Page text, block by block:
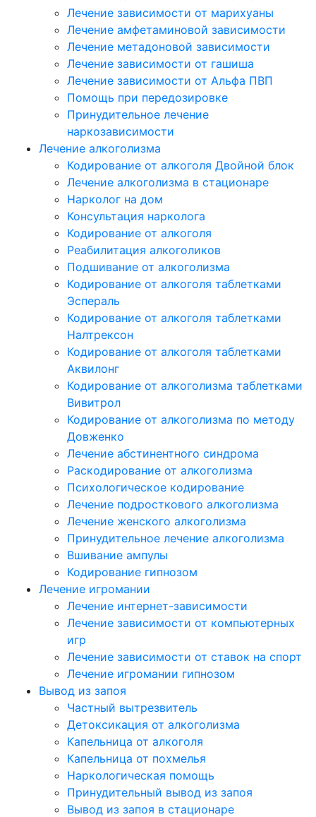
Лечение зависимости от марихуаны
Лечение амфетаминовой зависимости
Лечение метадоновой зависимости
Лечение зависимости от гашиша
Лечение зависимости от Альфа ПВП
Помощь при передозировке
Принудительное лечение
наркозависимости
Лечение алкоголизма
Кодирование от алкоголя Двойной блок
Лечение алкоголизма в стационаре
Нарколог на дом
Консультация нарколога
Кодирование от алкоголя
Реабилитация алкоголиков
Подшивание от алкоголизма
Кодирование от алкоголя таблетками
Эспераль
Кодирование от алкоголя таблетками
Налтрексон
Кодирование от алкоголя таблетками
Аквилонг
Кодирование от алкоголизма таблетками
Вивитрол
Кодирование от алкоголизма по методу
Довженко
Лечение абстинентного синдрома
Раскодирование от алкоголизма
Психологическое кодирование
Лечение подросткового алкоголизма
Лечение женского алкоголизма
Принудительное лечение алкоголизма
Вшивание ампулы
Кодирование гипнозом
Лечение игромании
Лечение интернет-зависимости
Лечение зависимости от компьютерных
игр
Лечение зависимости от ставок на спорт
Лечение игромании гипнозом
Вывод из запоя
Частный вытрезвитель
Детоксикация от алкоголизма
Капельница от алкоголя
Капельница от похмелья
Наркологическая помощь
Принудительный вывод из запоя
Вывод из запоя в стационаре